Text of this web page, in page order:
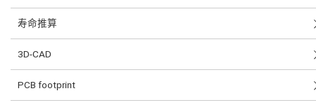
寿命推算
3D-CAD
PCB footprint